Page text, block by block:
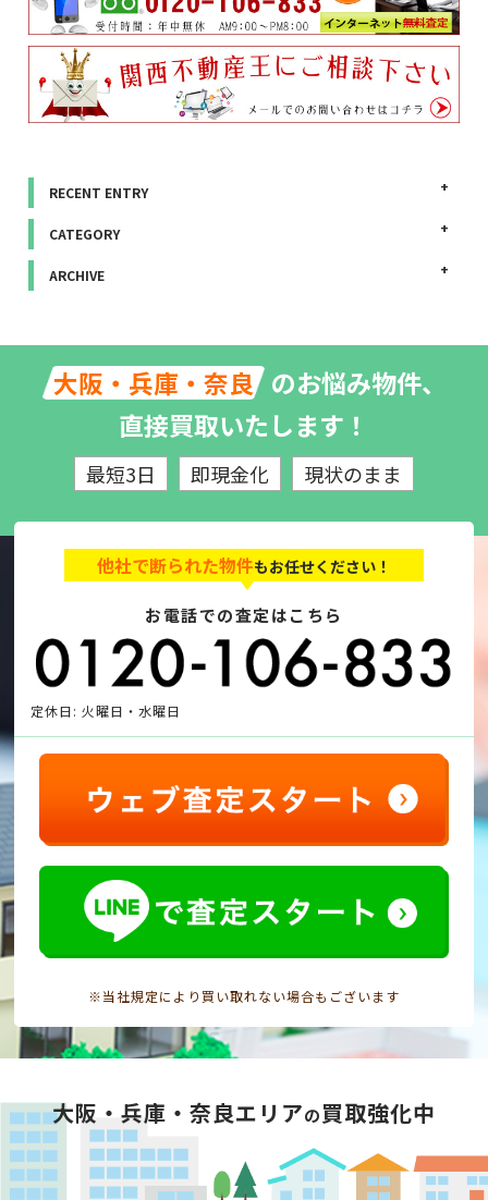
RECENT ENTRY
CATEGORY
ARCHIVE
大阪・兵庫・奈良 のお悩み物件、
直接買取いたします！
最短3日 即現金化 現状のまま
他社で断られた物件もお任せください！
お電話での査定はこちら
定休日: 火曜日・水曜日
※当社規定により買い取れない場合もございます
大阪・兵庫・奈良エリアの買取強化中